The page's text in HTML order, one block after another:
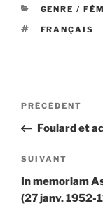
GENRE /
ÉTIQUETTES
FRANÇAIS
Navigation
l’article
Article
précédent
PRÉCÉDENT
Foulard et
Article
suivant
SUIVANT
In memoriam
(27 janv. 1952-